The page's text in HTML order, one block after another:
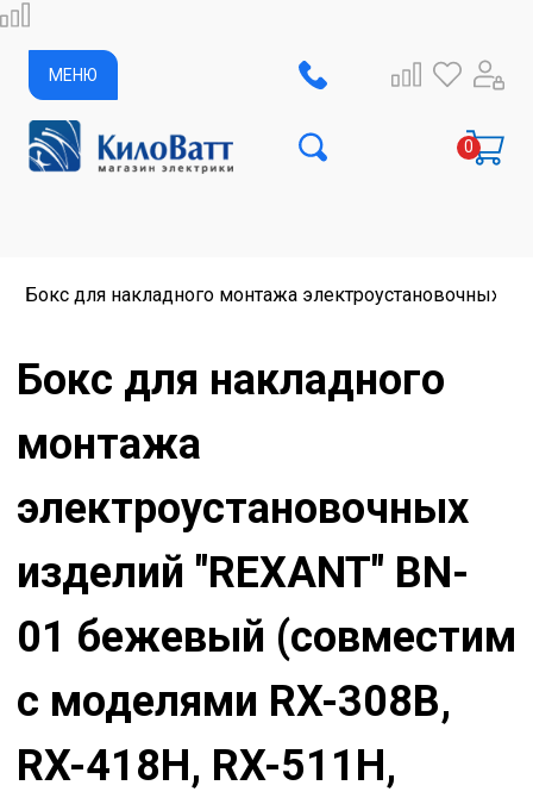
МЕНЮ
Бокс для накладного монтажа электроустановочных
Бокс для накладного
монтажа
электроустановочных
изделий "REXANT" BN-
01 бежевый (совместим
с моделями RX-308B,
RX-418H, RX-511H,